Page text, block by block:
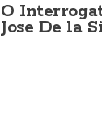
O
Jose De la